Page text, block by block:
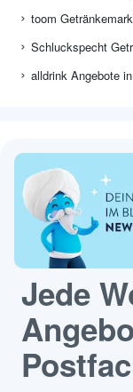
toom
Schluckspecht
alldrink Angebote
Jede